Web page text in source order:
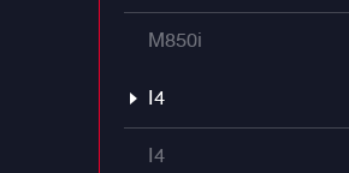
M850i
I4
I4